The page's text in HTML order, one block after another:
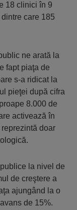
18 clinici în 9
care 185
ne arată la
fapt piaţa de
s-a ridicat la
pieţei după cifra
8.000 de
activează în
doar
la nivel de
de creştere a
ajungând la o
de 15%.